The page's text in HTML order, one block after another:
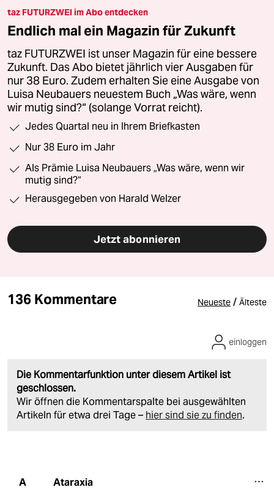
taz FUTURZWEI im Abo entdecken
Endlich mal ein Magazin für Zukunft
taz FUTURZWEI ist unser Magazin für eine bessere
Zukunft. Das Abo bietet jährlich vier Ausgaben für
nur 38 Euro. Zudem erhalten Sie eine Ausgabe von
Luisa Neubauers neuestem Buch „Was wäre, wenn
wir mutig sind?“ (solange Vorrat reicht).
Jedes Quartal neu in Ihrem Briefkasten
Nur 38 Euro im Jahr
Als Prämie Luisa Neubauers „Was wäre, wenn wir
mutig sind?“
Herausgegeben von Harald Welzer
Jetzt abonnieren
136 Kommentare Neueste / Älteste
Die Kommentarfunktion unter diesem Artikel ist
geschlossen.
Wir öffnen die Kommentarspalte bei ausgewählten
Artikeln für etwa drei Tage – hier sind sie zu finden.
einloggen
A Ataraxia